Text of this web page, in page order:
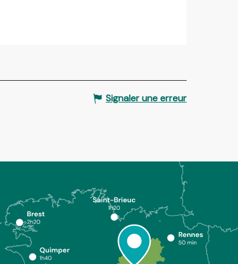
Signaler une erreur